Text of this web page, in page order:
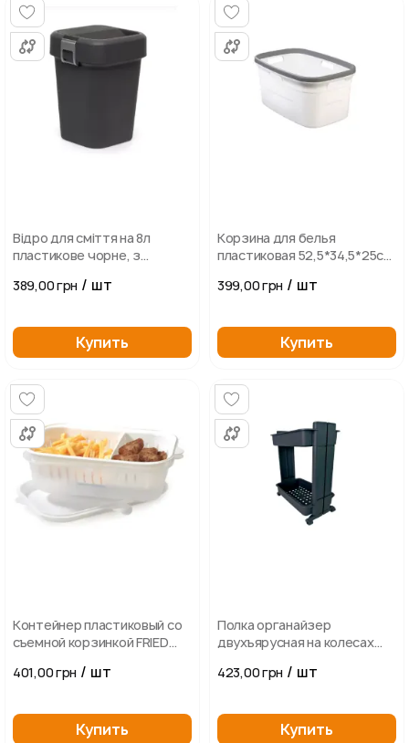
Відро для сміття на 8л
пластикове чорне, з
22,5*22,5*30см
389,00 грн / шт
Купить
Корзина для белья
пластиковая 52,5*34,5*25см,
399,00 грн / шт
Купить
Контейнер пластиковый со
съемной корзинкой FRIED
401,00 грн / шт
Купить
Полка органайзер
двухъярусная на колесах
АНТРАЦИТ
423,00 грн / шт
Купить